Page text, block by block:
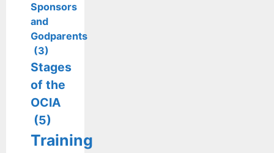
Sponsors
and
Godparents
(3)
Stages
of the
OCIA
(5)
Training